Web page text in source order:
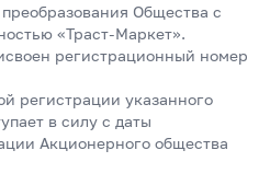
Общества с
«Траст-Маркет».
регистрационный номер
регистрации указанного
в силу с даты
Акционерного общества